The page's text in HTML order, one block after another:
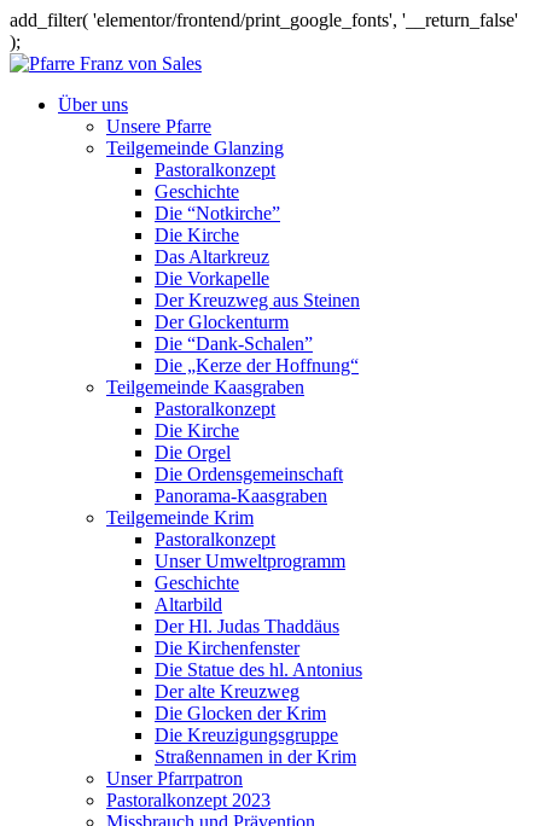
add_filter( 'elementor/frontend/print_google_fonts', '__return_false'
);
Über uns
Unsere Pfarre
Teilgemeinde Glanzing
Pastoralkonzept
Geschichte
Die “Notkirche”
Die Kirche
Das Altarkreuz
Die Vorkapelle
Der Kreuzweg aus Steinen
Der Glockenturm
Die “Dank-Schalen”
Die „Kerze der Hoffnung“
Teilgemeinde Kaasgraben
Pastoralkonzept
Die Kirche
Die Orgel
Die Ordensgemeinschaft
Panorama-Kaasgraben
Teilgemeinde Krim
Pastoralkonzept
Unser Umweltprogramm
Geschichte
Altarbild
Der Hl. Judas Thaddäus
Die Kirchenfenster
Die Statue des hl. Antonius
Der alte Kreuzweg
Die Glocken der Krim
Die Kreuzigungsgruppe
Straßennamen in der Krim
Unser Pfarrpatron
Pastoralkonzept 2023
Missbrauch und Prävention